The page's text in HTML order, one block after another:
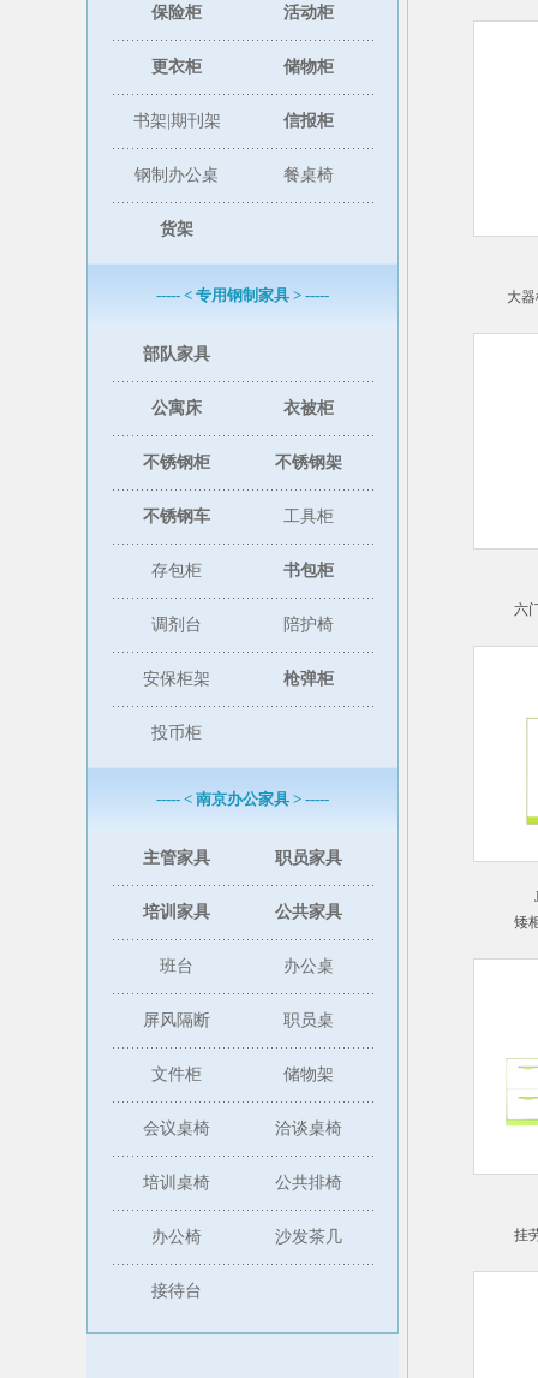
保险柜 活动柜
更衣柜 储物柜
书架|期刊架 信报柜
钢制办公桌 餐桌椅
货架
----- < 专用钢制家具 > -----
部队家具
公寓床 衣被柜
不锈钢柜 不锈钢架
不锈钢车 工具柜
存包柜 书包柜
调剂台 陪护椅
安保柜架 枪弹柜
投币柜
----- < 南京办公家具 > -----
主管家具 职员家具
培训家具 公共家具
班台 办公桌
屏风隔断 职员桌
文件柜 储物架
会议桌椅 洽谈桌椅
培训桌椅 公共排椅
办公椅 沙发茶几
接待台
大
六
矮
挂